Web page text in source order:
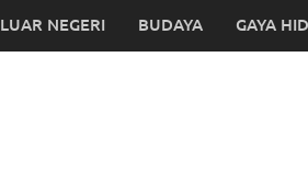
LUAR NEGERI BUDAYA GAYA